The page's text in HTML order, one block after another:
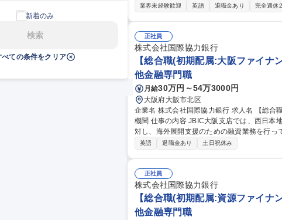
新着のみ
検索
べての条件をクリア
との意見交換、役員向けブリーフィング資
業界未経験歓迎 英語 退職金あり 完全週休
正社員
株式会社国際協力銀行
【総合職(初期配属:大阪ファイ
他金融専門職
月給30万円～54万3000円
大阪府大阪市北区
企業名 株式会社国際協力銀行 求人名 【総合職(初期配属：大阪ファイナンス部門】日本政府100%出資の政策金融
機関 仕事の内容 JBIC大阪支店では、西日本地域（京阪神・福井県以西）に本社または海外事業部門を持つ企業に
対し、海外展開支援のための融資業務を行っています。 営業部門の役割は、企業の海外進
提供や、民間金融機関との協調融資、保証
の視点で日本企業のグローバル展開を後押しします。 募集職種 【総合職(初期配属：大阪ファイ
政府100%出資の政策金融機関
英語 退職金あり 土日祝休み
正社員
株式会社国際協力銀行
【総合職(初期配属:資源ファイ
他金融専門職